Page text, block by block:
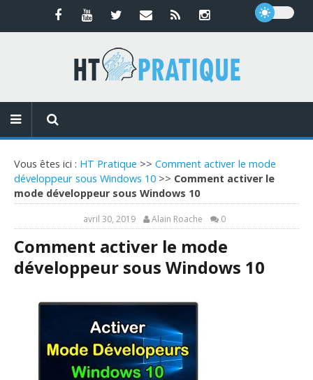
Vous êtes ici : HT Pratique >> Comment activer le mode
développeur sous Windows 10 >> Comment activer le
mode développeur sous Windows 10
avril 30, 2019 Alain Roache 0
Comment activer le mode
développeur sous Windows 10